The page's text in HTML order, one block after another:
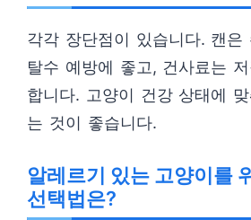
각각 장단점이 있습니다. 캔은
탈수 예방에 좋고, 건사료는
합니다. 고양이 건강 상태에
는 것이 좋습니다.
알레르기 있는 고양이를
선택법은?